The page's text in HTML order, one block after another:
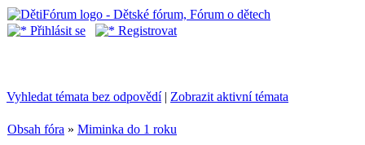
Přihlásit se Registrovat
Vyhledat témata bez odpovědí| Zobrazit aktivní témata
Obsah fóra » Miminka do 1 roku